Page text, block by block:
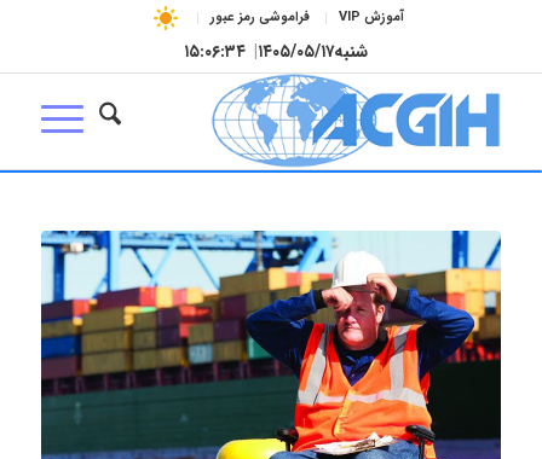
آموزش VIP فراموشی رمز عبور
شنبه۱۴۰۵/۰۵/۱۷| ۱۵:۰۶:۳۵